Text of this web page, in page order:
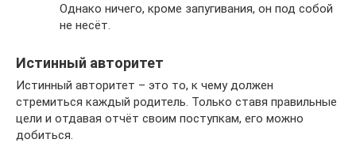
Однако ничего, кроме запугивания, он под собой
не несёт.
Истинный авторитет
Истинный авторитет – это то, к чему должен
стремиться каждый родитель. Только ставя правильные
цели и отдавая отчёт своим поступкам, его можно
добиться.